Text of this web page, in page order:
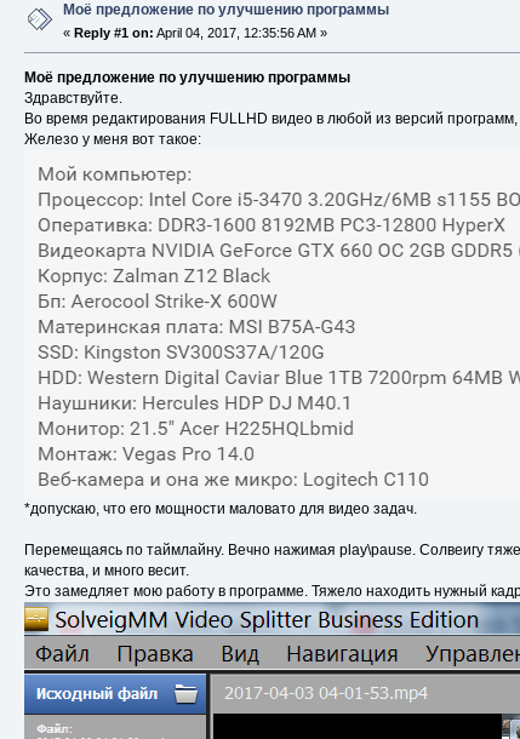
Моё предложение по улучшению программы
« Reply #1 on: April 04, 2017, 12:35:56 AM »
Моё предложение по улучшению программы
Здравствуйте.
Во время редактирования FULLHD видео в любой из версий
Железо у меня вот такое:
*допускаю, что его мощности маловато для видео задач.
Перемещаясь по таймлайну. Вечно нажимая play\pause. Солвеигу
качества, и много весит.
Это замедляет мою работу в программе. Тяжело находить нужный